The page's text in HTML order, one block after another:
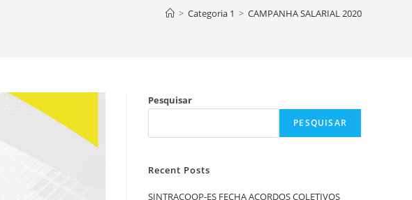
> Categoria 1 > CAMPANHA SALARIAL 2020
Pesquisar
PESQUISAR
Recent Posts
SINTRACOOP-ES FECHA ACORDOS COLETIVOS